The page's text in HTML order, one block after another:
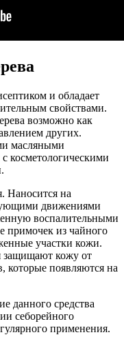
и обладает
свойствами.
возможно как
других.
масляными
косметологическими
Наносится на
движениями
воспалительными
примочек из чайного
участки кожи.
защищают кожу от
которые появляются на
данного средства
себорейного
применения.